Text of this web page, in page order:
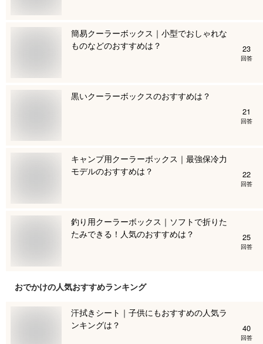
簡易クーラーボックス｜小型でおしゃれな
ものなどのおすすめは？
23
回答
黒いクーラーボックスのおすすめは？
21
回答
キャンプ用クーラーボックス｜最強保冷力
モデルのおすすめは？
22
回答
釣り用クーラーボックス｜ソフトで折りた
たみできる！人気のおすすめは？
25
回答
おでかけの人気おすすめランキング
汗拭きシート｜子供にもおすすめの人気ラ
ンキングは？
40
回答